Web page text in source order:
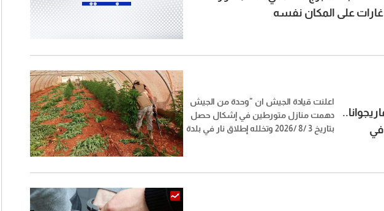
في
اعلنت قيادة الجيش ان "وحدة من الجيش
دهمت منازل متورطين في إشكال حصل
بتاريخ 3 /8 /2026 وتخلله إطلاق نار في بلدة